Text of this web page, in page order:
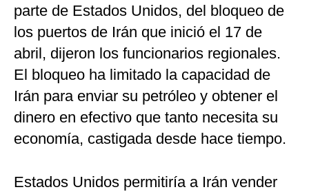
parte de Estados Unidos, del bloqueo de
los puertos de Irán que inició el 17 de
abril, dijeron los funcionarios regionales.
El bloqueo ha limitado la capacidad de
Irán para enviar su petróleo y obtener el
dinero en efectivo que tanto necesita su
economía, castigada desde hace tiempo.
Estados Unidos permitiría a Irán vender